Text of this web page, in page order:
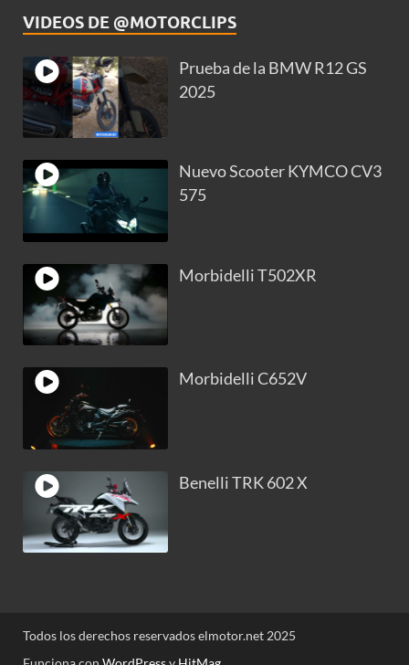
VIDEOS DE @MOTORCLIPS
Prueba de la BMW R12 GS
2025
Nuevo Scooter KYMCO CV3
575
Morbidelli T502XR
Morbidelli C652V
Benelli TRK 602 X
Todos los derechos reservados elmotor.net 2025